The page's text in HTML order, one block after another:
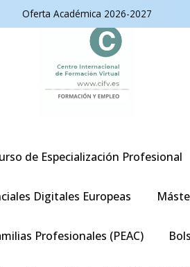
Oferta Académica 2026-2027
de Especialización Profesional
Digitales Europeas
Profesionales (PEAC)